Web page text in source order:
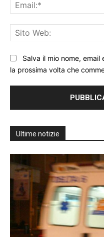
Salva il mio nome,
la prossima volta che
Ultime notizie